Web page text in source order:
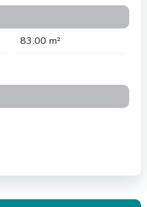
83.00 m²